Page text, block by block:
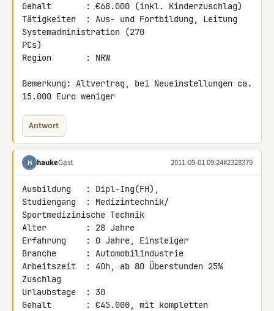
Gehalt       : €68.000 (inkl. Kinderzuschlag)
Tätigkeiten  : Aus- und Fortbildung, Leitung
Systemadministration (270
PCs)
Region       : NRW
Bemerkung: Altvertrag, bei Neueinstellungen ca.
15.000 Euro weniger
Antwort
H haukeGast 2011-09-01 09:24#2328379
Ausbildung   : Dipl-Ing(FH),
Studiengang  : Medizintechnik/
Sportmedizinische Technik
Alter        : 28 Jahre
Erfahrung    : 0 Jahre, Einsteiger
Branche      : Automobilindustrie
Arbeitszeit  : 40h, ab 80 Überstunden 25%
Zuschlag
Urlaubstage  : 30
Gehalt       : €45.000, mit kompletten